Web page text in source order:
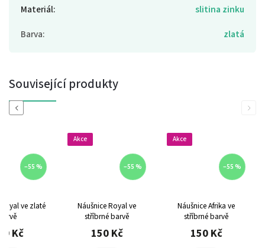
Materiál:
slitina zinku
Barva: zlatá
Související produkty
Previous
–55 %
ve zlaté
Kč
Akce
–55 %
Náušnice Royal ve
stříbrné barvě
150 Kč
Akce
–55 %
Náušnice Afrika ve
stříbrné barvě
150 Kč
Next